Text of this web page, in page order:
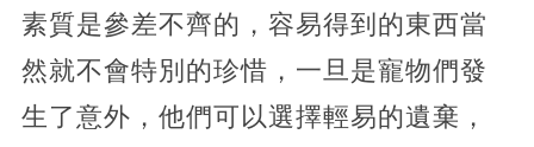
素質是參差不齊的，容易得到的東西當
然就不會特別的珍惜，一旦是寵物們發
生了意外，他們可以選擇輕易的遺棄，